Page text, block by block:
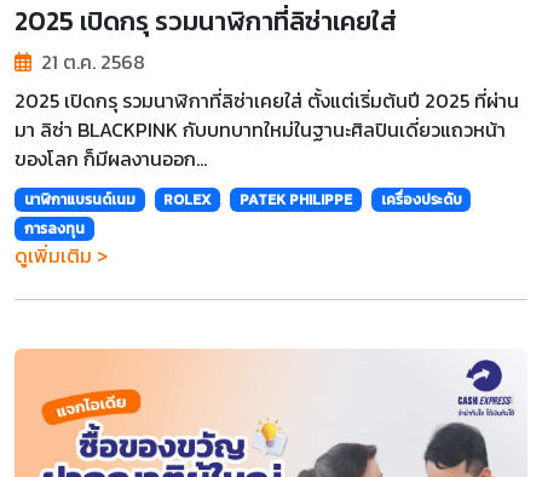
2025 เปิดกรุ รวมนาฬิกาที่ลิซ่าเคยใส่
21 ต.ค. 2568
2025 เปิดกรุ รวมนาฬิกาที่ลิซ่าเคยใส่ ตั้งแต่เริ่มต้นปี 2025 ที่ผ่าน
มา ลิซ่า BLACKPINK กับบทบาทใหม่ในฐานะศิลปินเดี่ยวแถวหน้า
ของโลก ก็มีผลงานออก...
นาฬิกาแบรนด์เนม ROLEX PATEK PHILIPPE
เครื่องประดับ
การลงทุน
ดูเพิ่มเติม >